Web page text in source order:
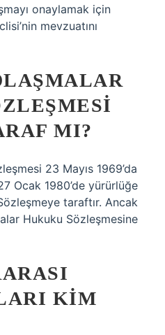
onaylamak için
mevzuatını
MI?
23 Mayıs 1969’da
Ocak 1980’de yürürlüğe
taraftır. Ancak
Hukuku Sözleşmesine
KIM